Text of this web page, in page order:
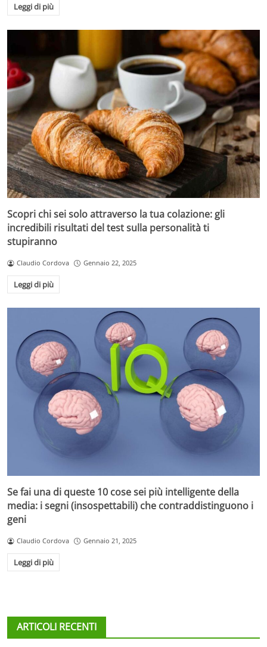
Leggi di più
Scopri chi sei solo attraverso la tua colazione: gli
incredibili risultati del test sulla personalità ti
stupiranno
Claudio Cordova Gennaio 22, 2025
Leggi di più
Se fai una di queste 10 cose sei più intelligente della
media: i segni (insospettabili) che contraddistinguono i
geni
Claudio Cordova Gennaio 21, 2025
Leggi di più
ARTICOLI RECENTI